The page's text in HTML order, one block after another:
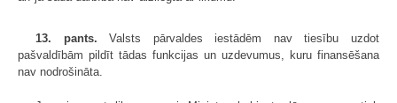
13. pants. Valsts pārvaldes iestādēm nav tiesību uzdot
pašvaldībām pildīt tādas funkcijas un uzdevumus, kuru finansēšana
nav nodrošināta.